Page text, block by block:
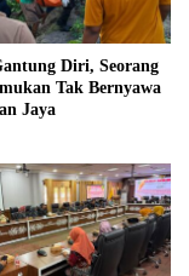
Diri, Seorang
Tak Bernyawa
Jaya